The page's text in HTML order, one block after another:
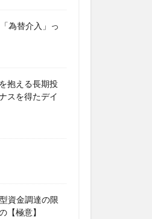
為替介入」っ
抱える長期投
スを得たデイ
資金調達の限
極意】